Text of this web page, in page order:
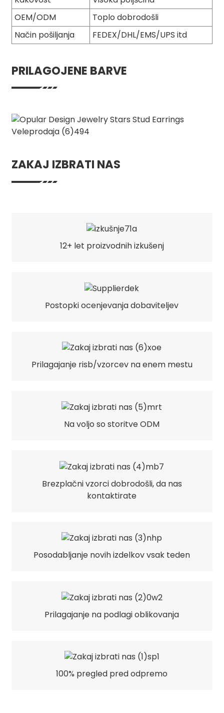
OEM/ODM
Toplo dobrodošli
Način pošiljanja
FEDEX/DHL/EMS/UPS itd
PRILAGOJENE BARVE
ZAKAJ IZBRATI NAS
12+ let proizvodnih izkušenj
Postopki ocenjevanja dobaviteljev
Prilagajanje risb/vzorcev na enem mestu
Na voljo so storitve ODM
Brezplačni vzorci dobrodošli, da nas
kontaktirate
Posodabljanje novih izdelkov vsak teden
Prilagajanje na podlagi oblikovanja
100% pregled pred odpremo